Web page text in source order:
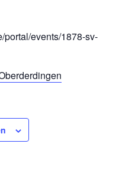
portal/events/1878-sv-